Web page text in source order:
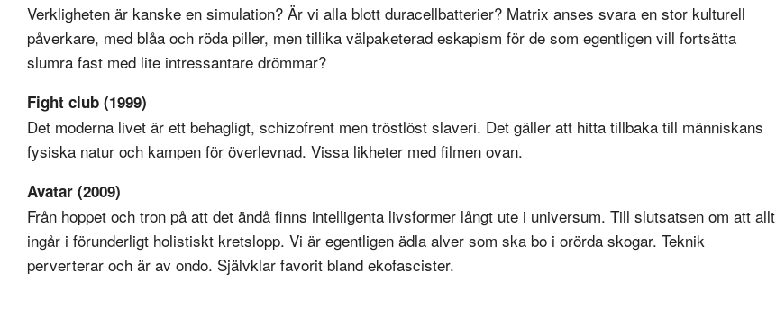
Verkligheten är kanske en simulation? Är vi alla blott duracellbatterier? Matrix anses svara en stor kulturell
påverkare, med blåa och röda piller, men tillika välpaketerad eskapism för de som egentligen vill fortsätta
slumra fast med lite intressantare drömmar?
Fight club (1999)
Det moderna livet är ett behagligt, schizofrent men tröstlöst slaveri. Det gäller att hitta tillbaka till människans
fysiska natur och kampen för överlevnad. Vissa likheter med filmen ovan.
Avatar (2009)
Från hoppet och tron på att det ändå finns intelligenta livsformer långt ute i universum. Till slutsatsen om att allt
ingår i förunderligt holistiskt kretslopp. Vi är egentligen ädla alver som ska bo i orörda skogar. Teknik
perverterar och är av ondo. Självklar favorit bland ekofascister.